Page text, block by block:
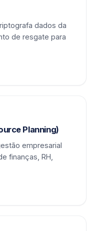
dados da
de resgate para
Planning)
empresarial
finanças, RH,